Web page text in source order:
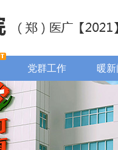
党群工作 暖新